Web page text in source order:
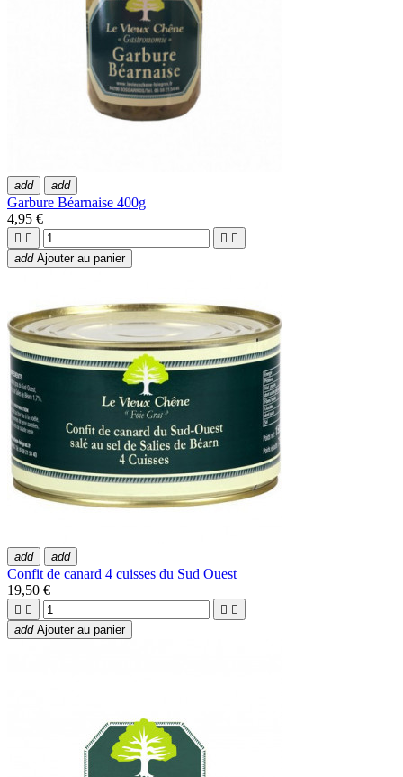
add add
Garbure Béarnaise 400g
4,95 €
   
add Ajouter au panier
add add
Confit de canard 4 cuisses du Sud Ouest
19,50 €
   
add Ajouter au panier